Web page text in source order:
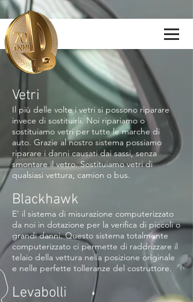
Vetri
Il più delle volte i vetri si possono riparare
invece di sostituirli. Noi ripariamo o
sostituiamo vetri per tutte le marche di
auto. Grazie al nostro sistema possiamo
riparare i danni causati dai sassi, senza
smontare il vetro. Sostituiamo vetri di
qualsiasi vettura, camion o bus.
Blackhawk
E' il sistema di misurazione computerizzato
da noi in dotazione per la verifica di piccoli o
grandi danni. Questo sistema totalmente
computerizzato ci permette di raddrizzare il
telaio della vettura nella posizione originale
e nelle perfette tolleranze del costruttore.
Levabolli